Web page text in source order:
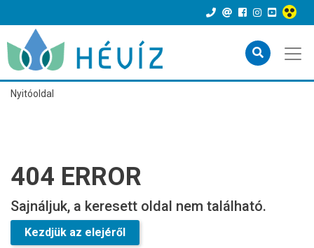
Nyitóoldal
404 ERROR
Sajnáljuk, a keresett oldal nem található.
Kezdjük az elejéről